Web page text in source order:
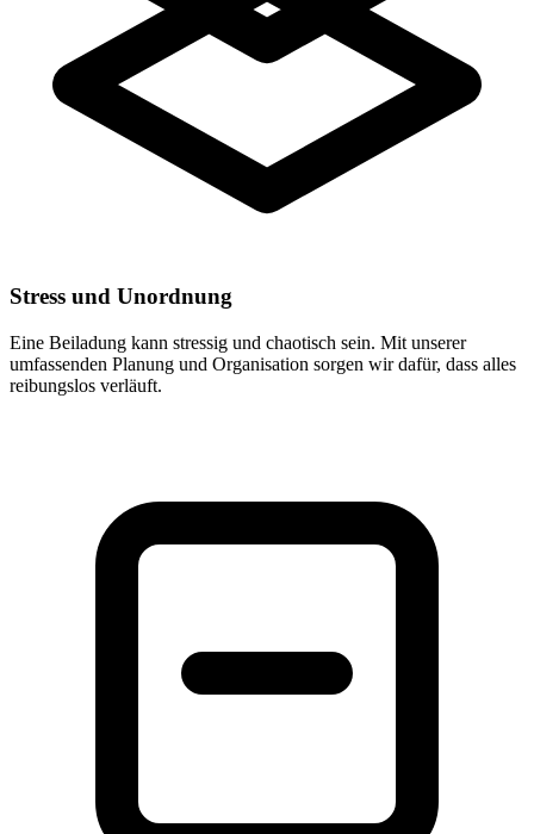
Stress und Unordnung
Eine Beiladung kann stressig und chaotisch sein. Mit unserer
umfassenden Planung und Organisation sorgen wir dafür, dass alles
reibungslos verläuft.